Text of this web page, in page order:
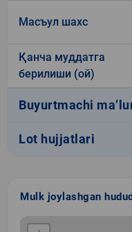
Масъул шахс
Қанча муддатга
берилиши (ой)
Buyurtmachi
Lot hujjatlari
Mulk joylashgan